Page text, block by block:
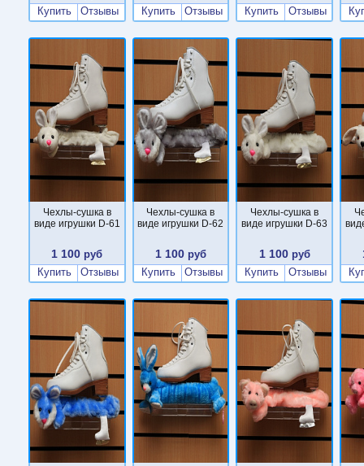
Купить
Отзывы
Купить
Отзывы
Купить
Отзывы
Чехлы-сушка в
виде игрушки D-61
1 100 руб
Купить
Отзывы
Чехлы-сушка в
виде игрушки D-62
1 100 руб
Купить
Отзывы
Чехлы-сушка в
виде игрушки D-63
1 100руб
Купить
Отзывы